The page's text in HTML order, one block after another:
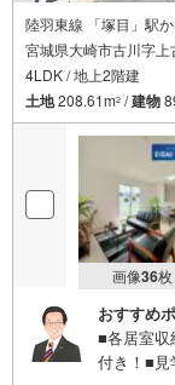
陸羽東線 「塚目」駅
宮城県大崎市古川字上
4LDK / 地上2階建
土地208.61m2 /建物
画像36枚
おすすめ
■各居室収
付き！■見